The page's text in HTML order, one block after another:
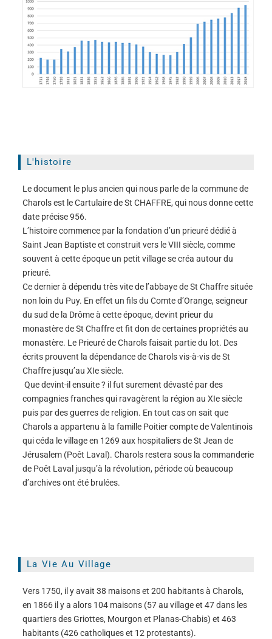
L'histoire
Le document le plus ancien qui nous parle de la commune de
Charols est le Cartulaire de St CHAFFRE, qui nous donne cette
date précise 956.
L’histoire commence par la fondation d’un prieuré dédié à
Saint Jean Baptiste et construit vers le VIII siècle, comme
souvent à cette époque un petit village se créa autour du
prieuré.
Ce dernier à dépendu très vite de l’abbaye de St Chaffre située
non loin du Puy. En effet un fils du Comte d’Orange, seigneur
du sud de la Drôme à cette époque, devint prieur du
monastère de St Chaffre et fit don de certaines propriétés au
monastère. Le Prieuré de Charols faisait partie du lot. Des
écrits prouvent la dépendance de Charols vis-à-vis de St
Chaffre jusqu’au XIe siècle.
Que devint-il ensuite ? il fut surement dévasté par des
compagnies franches qui ravagèrent la région au XIe siècle
puis par des guerres de religion. En tout cas on sait que
Charols a appartenu à la famille Poitier compte de Valentinois
qui céda le village en 1269 aux hospitaliers de St Jean de
Jérusalem (Poêt Laval). Charols restera sous la commanderie
de Poêt Laval jusqu’à la révolution, période où beaucoup
d’archives ont été brulées.
La Vie Au Village
Vers 1750, il y avait 38 maisons et 200 habitants à Charols,
en 1866 il y a alors 104 maisons (57 au village et 47 dans les
quartiers des Griottes, Mourgon et Planas-Chabis) et 463
habitants (426 catholiques et 12 protestants).